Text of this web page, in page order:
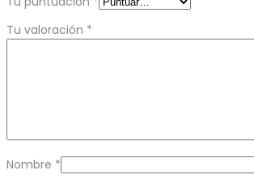
Tu valoración *
Nombre *